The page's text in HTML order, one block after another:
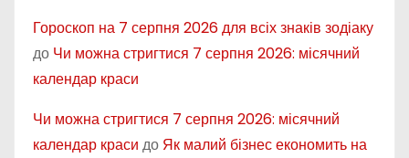
Гороскоп на 7 серпня 2026 для всіх знаків зодіаку
до Чи можна стригтися 7 серпня 2026: місячний
календар краси
Чи можна стригтися 7 серпня 2026: місячний
календар краси до Як малий бізнес економить на